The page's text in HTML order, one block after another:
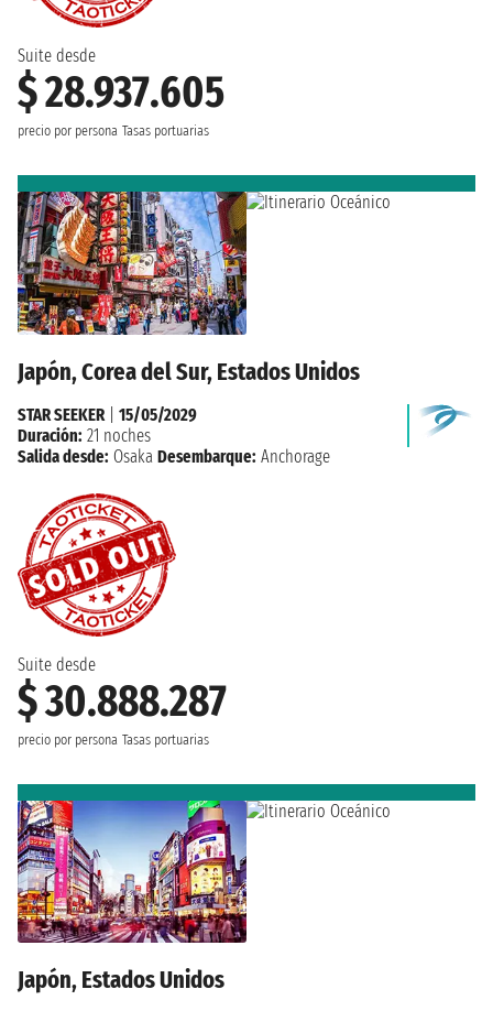
Suite desde
$ 28.937.605
precio por persona Tasas portuarias
Japón, Corea del Sur, Estados Unidos
Suite desde
$ 30.888.287
precio por persona Tasas portuarias
STAR SEEKER| 15/05/2029
Duración: 21 noches
Salida desde: Osaka Desembarque: Anchorage
Japón, Estados Unidos